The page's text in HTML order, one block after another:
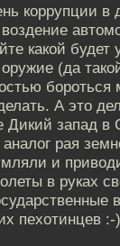
коррупции в
какой будет
(да
бороться
А это
Дикий запад
аналог рая
и
в руках
пехотинцев :-